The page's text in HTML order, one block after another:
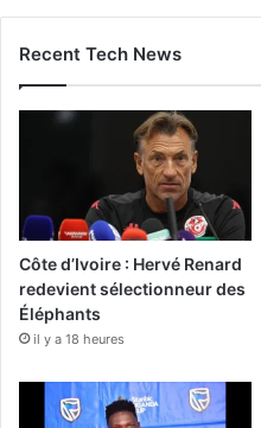
Recent Tech News
Côte d’Ivoire : Hervé Renard
redevient sélectionneur des
Éléphants
il y a 18 heures